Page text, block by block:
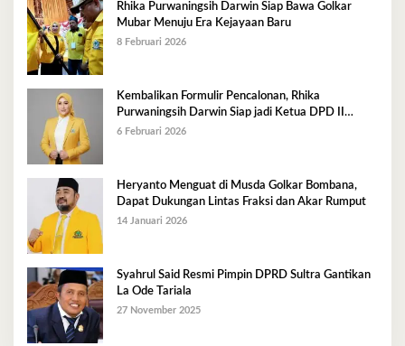
Rhika Purwaningsih Darwin Siap Bawa Golkar
Mubar Menuju Era Kejayaan Baru
8 Februari 2026
Kembalikan Formulir Pencalonan, Rhika
Purwaningsih Darwin Siap jadi Ketua DPD II
Golkar Mubar
6 Februari 2026
Heryanto Menguat di Musda Golkar Bombana,
Dapat Dukungan Lintas Fraksi dan Akar Rumput
14 Januari 2026
Syahrul Said Resmi Pimpin DPRD Sultra Gantikan
La Ode Tariala
27 November 2025